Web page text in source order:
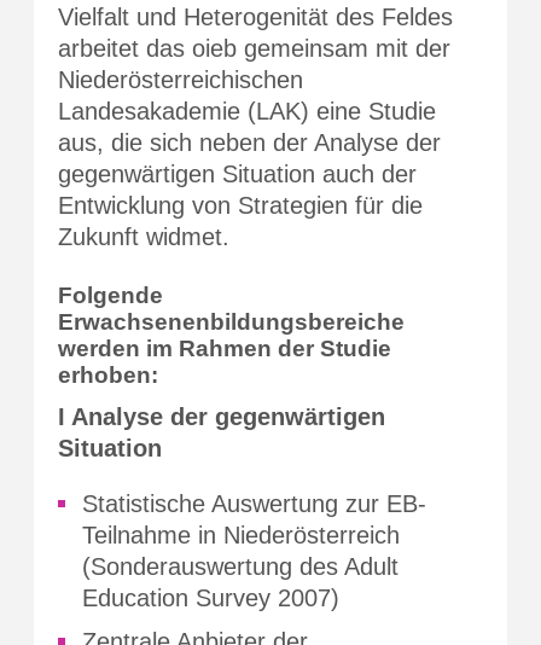
Vielfalt und Heterogenität des Feldes
arbeitet das oieb gemeinsam mit der
Niederösterreichischen
Landesakademie (LAK) eine Studie
aus, die sich neben der Analyse der
gegenwärtigen Situation auch der
Entwicklung von Strategien für die
Zukunft widmet.
Folgende
Erwachsenenbildungsbereiche
werden im Rahmen der Studie
erhoben:
I Analyse der gegenwärtigen
Situation
Statistische Auswertung zur EB-
Teilnahme in Niederösterreich
(Sonderauswertung des Adult
Education Survey 2007)